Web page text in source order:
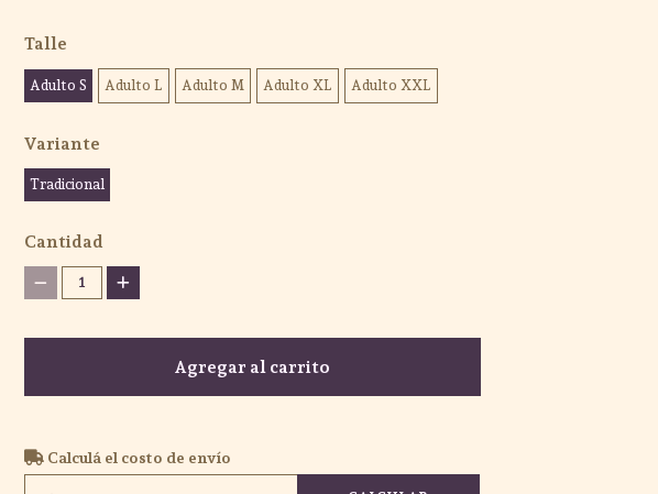
Talle
Adulto S Adulto L Adulto M Adulto XL Adulto XXL
Variante
Tradicional
Cantidad
1
Agregar al carrito
Calculá el costo de envío